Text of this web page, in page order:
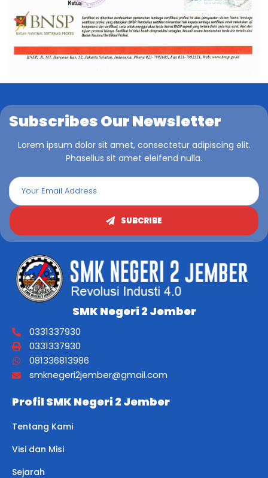
Subscribes Our Newsletter
Lorem ipsum dolor sit amet, consectetur adipiscing elit.
Phasellus sit amet eleifend nulla.
SUBCRIBE
SMK Negeri 2 Jember
0331337930
0331337930
081336813986
smknegeri2jember@gmail.com
Profil SMK Negeri 2 Jember
Tentang Kami
Visi dan Misi
Sejarah